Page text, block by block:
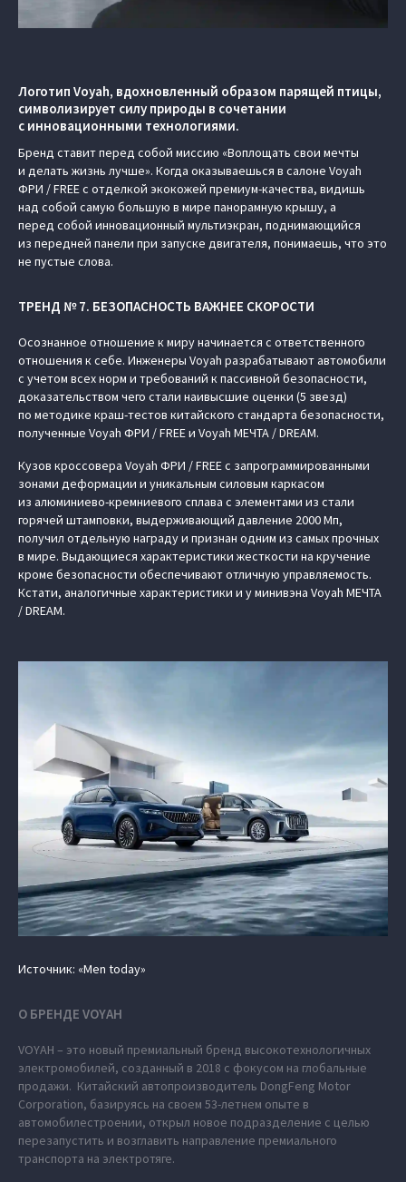
Логотип Voyah, вдохновленный образом парящей птицы,
символизирует силу природы в сочетании
с инновационными технологиями.
Бренд ставит перед собой миссию «Воплощать свои мечты
и делать жизнь лучше». Когда оказываешься в салоне Voyah
ФРИ / FREE с отделкой экокожей премиум-качества, видишь
над собой самую большую в мире панорамную крышу, а
перед собой инновационный мультиэкран, поднимающийся
из передней панели при запуске двигателя, понимаешь, что это
не пустые слова.
ТРЕНД № 7. БЕЗОПАСНОСТЬ ВАЖНЕЕ СКОРОСТИ
Осознанное отношение к миру начинается с ответственного
отношения к себе. Инженеры Voyah разрабатывают автомобили
с учетом всех норм и требований к пассивной безопасности,
доказательством чего стали наивысшие оценки (5 звезд)
по методике краш-тестов китайского стандарта безопасности,
полученные Voyah ФРИ / FREE и Voyah МЕЧТА / DREAM.
Кузов кроссовера Voyah ФРИ / FREE с запрограммированными
зонами деформации и уникальным силовым каркасом
из алюминиево-кремниевого сплава с элементами из стали
горячей штамповки, выдерживающий давление 2000 Мп,
получил отдельную награду и признан одним из самых прочных
в мире. Выдающиеся характеристики жесткости на кручение
кроме безопасности обеспечивают отличную управляемость.
Кстати, аналогичные характеристики и у минивэна Voyah МЕЧТА
/ DREAM.
Источник: «Men today»
О БРЕНДЕ VOYAH
VOYAH – это новый премиальный бренд высокотехнологичных
электромобилей, созданный в 2018 с фокусом на глобальные
продажи. Китайский автопроизводитель DongFeng Motor
Corporation, базируясь на своем 53-летнем опыте в
автомобилестроении, открыл новое подразделение с целью
перезапустить и возглавить направление премиального
транспорта на электротяге.